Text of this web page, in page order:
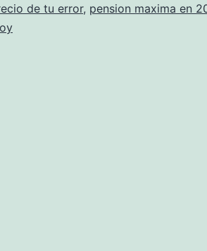
de tu error, pension maxima en